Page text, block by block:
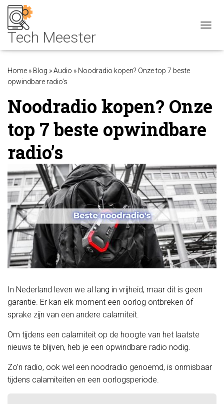
Home » Blog »Audio » Noodradio kopen? Onze top 7 beste
opwindbare radio’s
Noodradio kopen? Onze
top 7 beste opwindbare
radio’s
In Nederland leven we al lang in vrijheid, maar dit is geen
garantie. Er kan elk moment een oorlog ontbreken óf
sprake zijn van een andere calamiteit.
Om tijdens een calamiteit op de hoogte van het laatste
nieuws te blijven, heb je een opwindbare radio nodig.
Zo’n radio, ook wel een noodradio genoemd, is onmisbaar
tijdens calamiteiten en een oorlogsperiode.